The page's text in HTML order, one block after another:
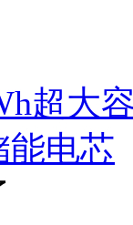
超大
能电芯